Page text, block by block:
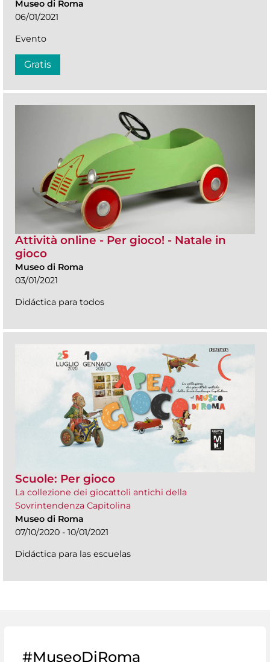
Museo di Roma
06/01/2021
Evento
Gratis
Attività online - Per gioco! - Natale in
gioco
Museo di Roma
03/01/2021
Didáctica para todos
Scuole: Per gioco
La collezione dei giocattoli antichi della
Sovrintendenza Capitolina
Museo di Roma
07/10/2020 - 10/01/2021
Didáctica para las escuelas
#MuseoDiRoma